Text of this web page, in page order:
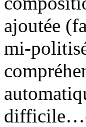
ajoutée
mi-